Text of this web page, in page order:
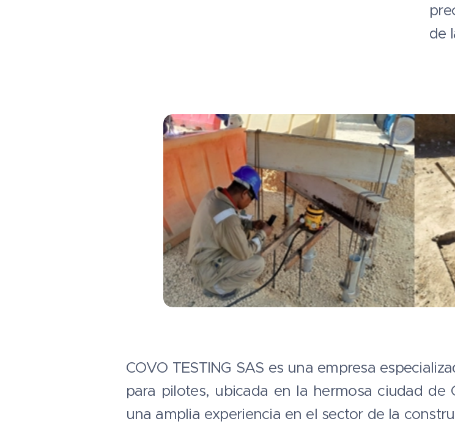
de
COVO TESTING SAS es una empresa
para pilotes, ubicada en la hermosa ciudad de
una amplia experiencia en el sector de la